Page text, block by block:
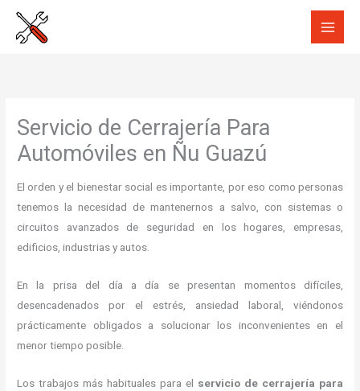
Servicio de Cerrajería Para
Automóviles en Ñu Guazú
El orden y el bienestar social es importante, por eso como personas
tenemos la necesidad de mantenernos a salvo, con sistemas o
circuitos avanzados de seguridad en los hogares, empresas,
edificios, industrias y autos.
En la prisa del día a día se presentan momentos difíciles,
desencadenados por el estrés, ansiedad laboral, viéndonos
prácticamente obligados a solucionar los inconvenientes en el
menor tiempo posible.
Los trabajos más habituales para el servicio de cerrajería para